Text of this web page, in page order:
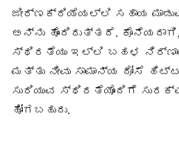
ಜೀರ್ಣಕ್ರಿಯೆಯಲ್ಲಿ ಸಹಾಯ
ಅನ್ನು ಹೊಂದಿರುತ್ತದೆ.
ಸ್ಥಿರತೆಯು ಇಲ್ಲಿ ಬಹಳ
ಮತ್ತು ನೀವು ಸಾಮಾನ್ಯ ದೋಸೆ
ಸುರಿಯುವ ಸ್ಥಿರತೆಯೊಂದಿಗೆ
ಹೋಗಬಹುದು.